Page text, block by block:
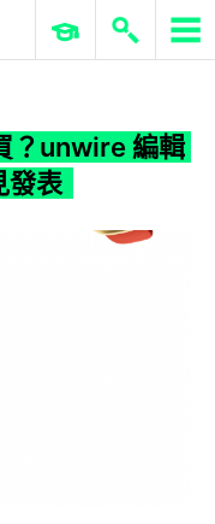
ERP 與商業 AI
？unwire 編輯
發表